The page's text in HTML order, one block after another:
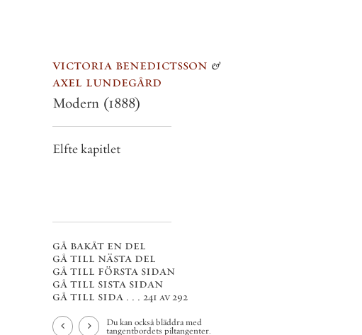
victoria benedictsson &
axel lundegård
Modern (1888)
Elfte kapitlet
gå bakåt en del
gå till nästa del
gå till första sidan
gå till sista sidan
gå till sida . . . 241 av 292
Du kan också bläddra med
tangentbordets piltangenter.